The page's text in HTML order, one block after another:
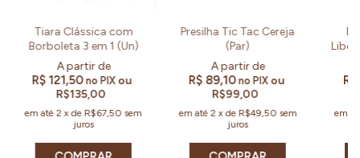
Tiara Clássica com
Borboleta 3 em 1 (Un)
R$ 121,50no PIX ou
R$135,00
em até 2 xde R$67,50 sem
juros
Presilha Tic Tac Cereja
(Par)
R$ 89,10no PIX ou
R$99,00
em até 2 xde R$49,50 sem
juros
em